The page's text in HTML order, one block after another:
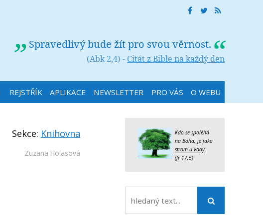
Spravedlivý bude žít pro svou věrnost.
(Abk 2,4) - Citát z Bible na každý den
REJSTŘÍK APLIKACE NEWSLETTER PRO VÁS O WEBU
Sekce: Knihovna
Zuzana Holasová
Kdo se spoléhá
na Boha, je jako
strom u vody.
(Jr 17,5)